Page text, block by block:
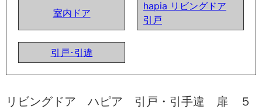
室内ドア
hapia リビングドア
引戸
引戸･引違
リビングドア ハピア 引戸・引手違 扉 ５